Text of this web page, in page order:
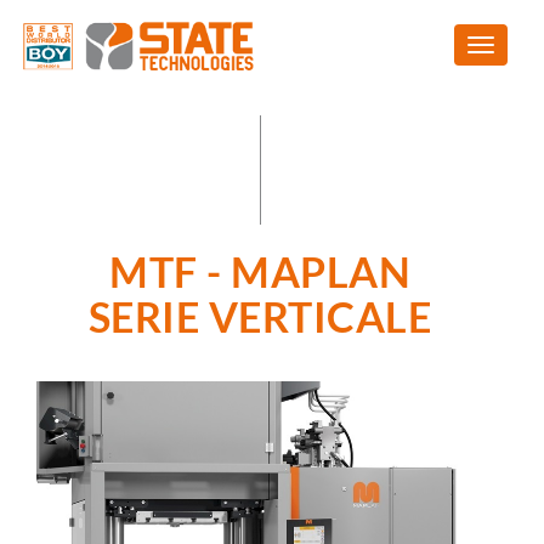
MTF - MAPLAN
SERIE VERTICALE